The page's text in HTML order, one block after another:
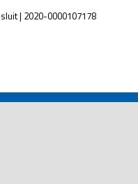
| 2020-0000107178